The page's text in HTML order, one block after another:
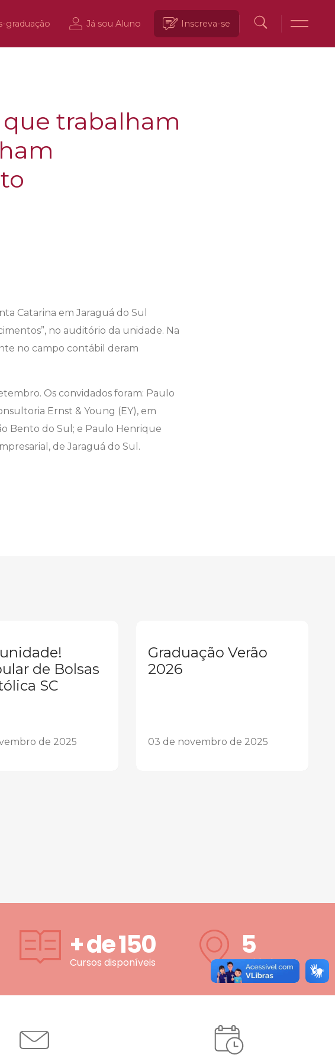
graduação Já sou Aluno Inscreva-se
trabalham
Catarina em Jaraguá do Sul
no auditório da unidade. Na
no campo contábil deram
Os convidados foram: Paulo
Ernst & Young (EY), em
Bento do Sul; e Paulo Henrique
de Jaraguá do Sul.
de Bolsas
SC
de 2025
Graduação Verão
2026
03 de novembro de 2025
+ de150
Cursos disponíveis
5
Unidades